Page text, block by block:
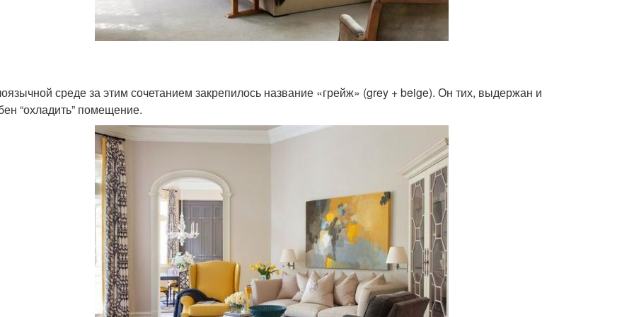
среде за этим сочетанием закрепилось название «грейж» (grey + beige). Он тих, выдержан и
“охладить” помещение.